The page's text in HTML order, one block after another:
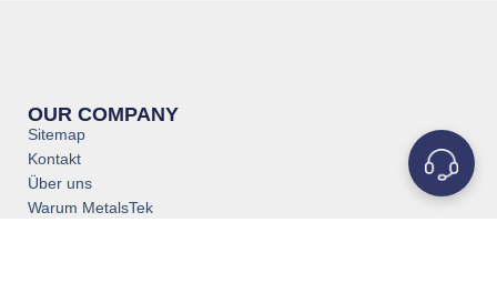
OUR COMPANY
Sitemap
Kontakt
Über uns
Warum MetalsTek